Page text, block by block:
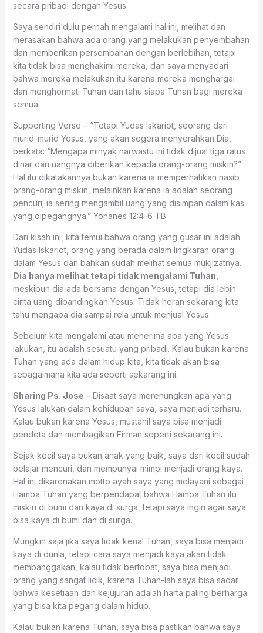
secara pribadi dengan Yesus.
Saya sendiri dulu pernah mengalami hal ini, melihat dan
merasakan bahwa ada orang yang melakukan penyembahan
dan memberikan persembahan dengan berlebihan, tetapi
kita tidak bisa menghakimi mereka, dan saya menyadari
bahwa mereka melakukan itu karena mereka menghargai
dan menghormati Tuhan dan tahu siapa Tuhan bagi mereka
semua.
Supporting Verse – “Tetapi Yudas Iskariot, seorang dari
murid-murid Yesus, yang akan segera menyerahkan Dia,
berkata: “Mengapa minyak narwastu ini tidak dijual tiga ratus
dinar dan uangnya diberikan kepada orang-orang miskin?”
Hal itu dikatakannya bukan karena ia memperhatikan nasib
orang-orang miskin, melainkan karena ia adalah seorang
pencuri; ia sering mengambil uang yang disimpan dalam kas
yang dipegangnya.” ‭‭Yohanes‬ ‭12:4-6‬ ‭TB‬‬
Dari kisah ini, kita temui bahwa orang yang gusar ini adalah
Yudas Iskariot, orang yang berada dalam lingkaran orang
dalam Yesus dan bahkan sudah melihat semua mukjizatnya.
Dia hanya melihat tetapi tidak mengalami Tuhan
meskipun dia ada bersama dengan Yesus, tetapi dia lebih
cinta uang dibandingkan Yesus. Tidak heran sekarang kita
tahu mengapa dia sampai rela untuk menjual Yesus.
Sebelum kita mengalami atau menerima apa yang Yesus
lakukan, itu adalah sesuatu yang pribadi. Kalau bukan karena
Tuhan yang ada dalam hidup kita, kita tidak akan bisa
sebagaimana kita ada seperti sekarang ini.
Sharing Ps. Jose – Disaat saya merenungkan apa yang
Yesus lalukan dalam kehidupan saya, saya menjadi terharu.
Kalau bukan karena Yesus, mustahil saya bisa menjadi
pendeta dan membagikan Firman seperti sekarang ini.
Sejak kecil saya bukan anak yang baik, saya dari kecil sudah
belajar mencuri, dan mempunyai mimpi menjadi orang kaya.
Hal ini dikarenakan motto ayah saya yang melayani sebagai
Hamba Tuhan yang berpendapat bahwa Hamba Tuhan itu
miskin di bumi dan kaya di surga, tetapi saya ingin agar saya
bisa kaya di bumi dan di surga.
Mungkin saja jika saya tidak kenal Tuhan, saya bisa menjadi
kaya di dunia, tetapi cara saya menjadi kaya akan tidak
membanggakan, kalau tidak bertobat, saya bisa menjadi
orang yang sangat licik, karena Tuhan-lah saya bisa sadar
bahwa kesetiaan dan kejujuran adalah harta paling berharga
yang bisa kita pegang dalam hidup.
Kalau bukan karena Tuhan, saya bisa pastikan bahwa saya